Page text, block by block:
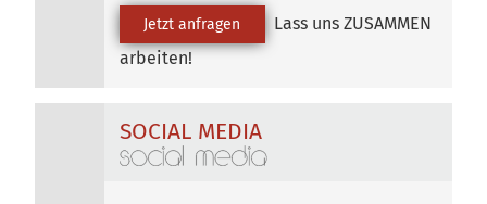
Jetzt anfragen
Lass uns ZUSAMMEN
arbeiten!
SOCIAL MEDIA